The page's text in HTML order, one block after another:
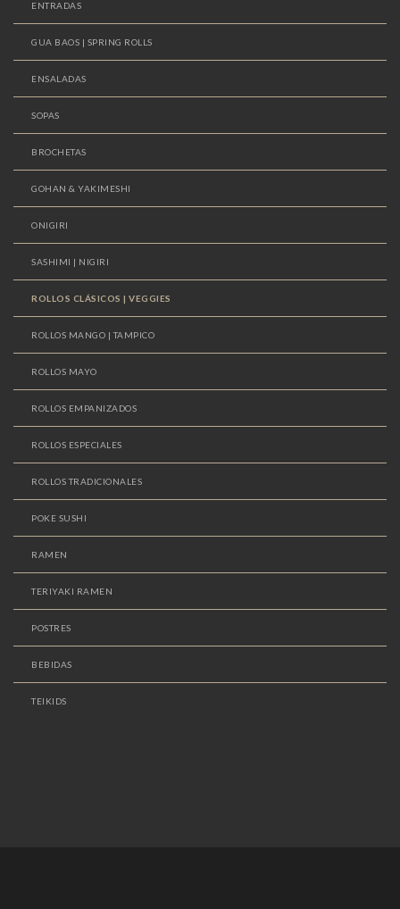
ENTRADAS
GUA BAOS | SPRING ROLLS
ENSALADAS
SOPAS
BROCHETAS
GOHAN & YAKIMESHI
ONIGIRI
SASHIMI | NIGIRI
ROLLOS CLÁSICOS | VEGGIES
ROLLOS MANGO | TAMPICO
ROLLOS MAYO
ROLLOS EMPANIZADOS
ROLLOS ESPECIALES
ROLLOS TRADICIONALES
POKE SUSHI
RAMEN
TERIYAKI RAMEN
POSTRES
BEBIDAS
TEIKIDS